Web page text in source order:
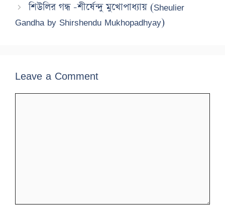
শিউলির গন্ধ -শীর্ষেন্দু মুখোপাধ্যায় (Sheulier
Gandha by Shirshendu Mukhopadhyay)
Leave a Comment